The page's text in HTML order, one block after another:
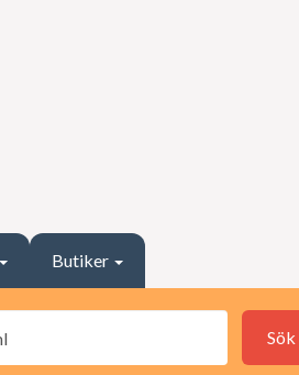
Butiker
Sök